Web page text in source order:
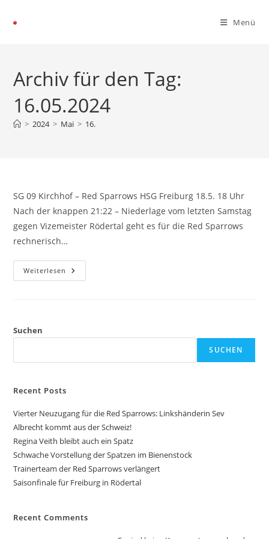
Menü
Archiv für den Tag:
16.05.2024
> 2024 > Mai > 16.
SG 09 Kirchhof – Red Sparrows HSG Freiburg 18.5. 18 Uhr
Nach der knappen 21:22 – Niederlage vom letzten Samstag
gegen Vizemeister Rödertal geht es für die Red Sparrows
rechnerisch…
Weiterlesen
Suchen
SUCHEN
Recent Posts
Vierter Neuzugang für die Red Sparrows: Linkshänderin Sev
Albrecht kommt aus der Schweiz!
Regina Veith bleibt auch ein Spatz
Schwache Vorstellung der Spatzen im Bienenstock
Trainerteam der Red Sparrows verlängert
Saisonfinale für Freiburg in Rödertal
Recent Comments